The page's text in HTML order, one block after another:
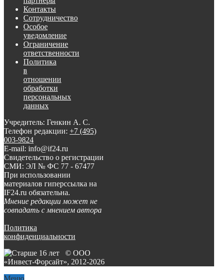
Контакты
Сотрудничество
Особое
уведомление
Ограничение
ответственности
Политика
в
отношении
обработки
персональных
данных
Учредитель: Генкин А. С.
Телефон редакции: +7 (495)
003-9824
E-mail: info@if24.ru
Свидетельство о регистрации
СМИ: ЭЛ № ФС 77 - 67477
При использовании
материалов гиперссылка на
IF24.ru обязательна.
Мнение редакции может не
совпадать с мнением автора
Политика
конфиденциальности
© ООО
«Инвест-Форсайт», 2012-2026
Меню